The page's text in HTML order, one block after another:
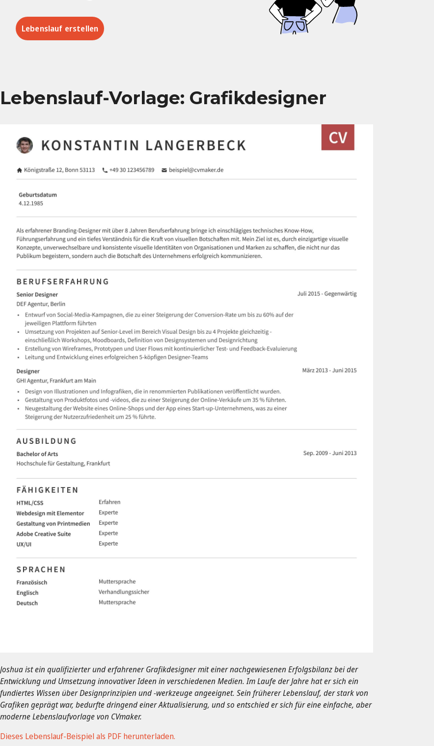
Lebenslauf erstellen
Lebenslauf-Vorlage: Grafikdesigner
Joshua ist ein qualifizierter und erfahrener Grafikdesigner mit einer nachgewiesenen Erfolgsbilanz bei der
Entwicklung und Umsetzung innovativer Ideen in verschiedenen Medien. Im Laufe der Jahre hat er sich ein
fundiertes Wissen über Designprinzipien und -werkzeuge angeeignet. Sein früherer Lebenslauf, der stark von
Grafiken geprägt war, bedurfte dringend einer Aktualisierung, und so entschied er sich für eine einfache, aber
moderne Lebenslaufvorlage von CVmaker.
Dieses Lebenslauf-Beispiel als PDF herunterladen.